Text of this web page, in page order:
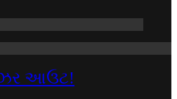
આઉટ!